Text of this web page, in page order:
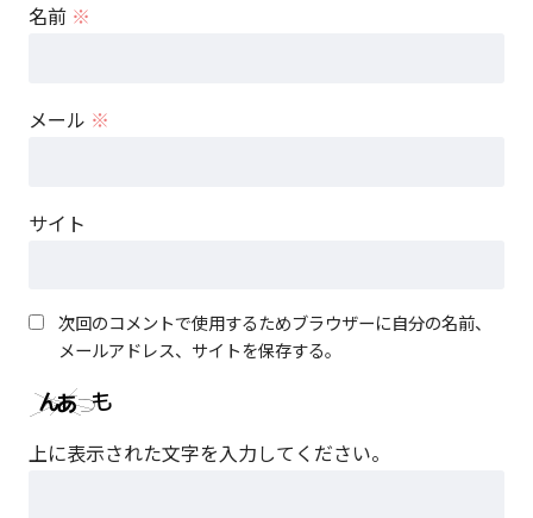
名前 ※
メール ※
サイト
次回のコメントで使用するためブラウザーに自分の名前、
メールアドレス、サイトを保存する。
上に表示された文字を入力してください。